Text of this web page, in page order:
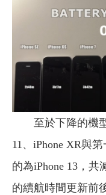
至於下降的機
11、iPhone XR與
的為iPhone 13，共
的續航時間更新前